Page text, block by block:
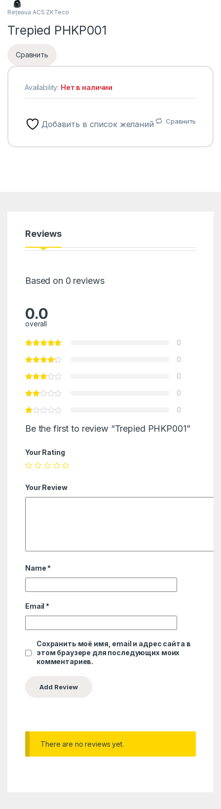
Rețeaua ACS ZKTeco
Trepied PHKP001
Сравнить
Availability: Нет в наличии
Добавить в список желаний Сравнить
Reviews
Based on 0 reviews
0.0
overall
0
0
0
0
0
Be the first to review “Trepied PHKP001”
Your Rating
Your Review
Name *
Email *
Сохранить моё имя, email и адрес сайта в
этом браузере для последующих моих
комментариев.
There are no reviews yet.